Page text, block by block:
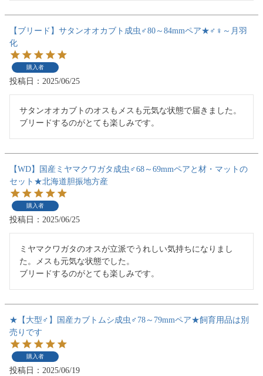
【ブリード】サタンオオカブト成虫♂80～84mmペア★♂♀～月羽
化
購入者
投稿日 2025/06/25
サタンオオカブトのオスもメスも元気な状態で届きました。
ブリードするのがとても楽しみです。
【WD】国産ミヤマクワガタ成虫♂68～69mmペアと材・マットの
セット★北海道胆振地方産
購入者
投稿日 2025/06/25
ミヤマクワガタのオスが立派でうれしい気持ちになりまし
た。メスも元気な状態でした。
ブリードするのがとても楽しみです。
★【大型♂】国産カブトムシ成虫♂78～79mmペア★飼育用品は別
売りです
購入者
投稿日 2025/06/19